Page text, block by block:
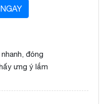
đóng
ưng ý lắm